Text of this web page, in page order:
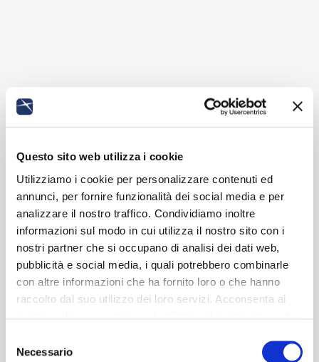
Questo sito web utilizza i cookie
Utilizziamo i cookie per personalizzare contenuti ed
annunci, per fornire funzionalità dei social media e per
analizzare il nostro traffico. Condividiamo inoltre
informazioni sul modo in cui utilizza il nostro sito con i
nostri partner che si occupano di analisi dei dati web,
pubblicità e social media, i quali potrebbero combinarle
con altre informazioni che ha fornito loro o che hanno
raccolto dal suo utilizzo dei loro servizi. Acconsenta ai
delNecessario